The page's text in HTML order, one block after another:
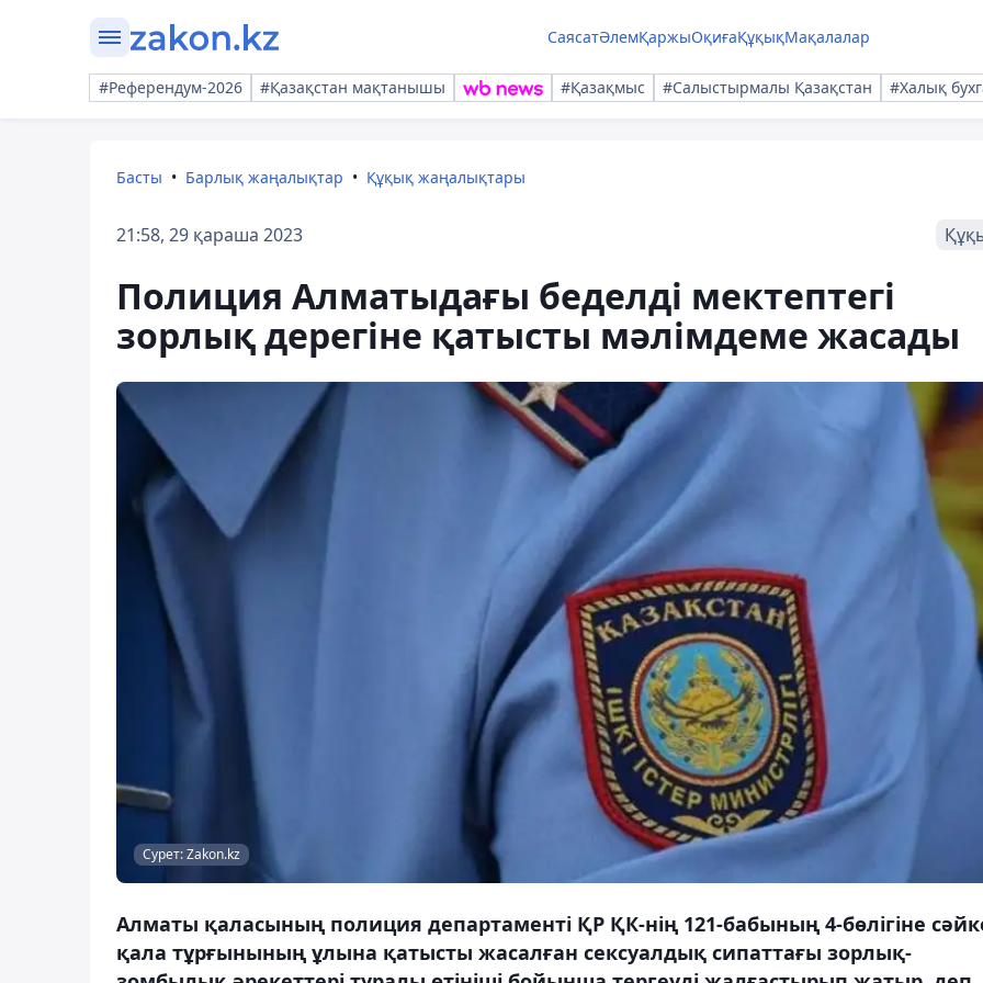
СаясатӘлемҚаржыОқиғаҚұқықМақалалар
#Референдум-2026 #Қазақстан мақтанышы #Қазақмыс #Салыстырмалы Қазақстан #Халық
Басты Барлық жаңалықтар Құқық жаңалықтары
21:58, 29 қараша 2023
Полиция Алматыдағы беделді мектептегі
зорлық дерегіне қатысты мәлімдеме жасады
Сурет: Zakon.kz
Алматы қаласының полиция департаменті ҚР ҚК-нің 121-бабының 4-бөлігіне
қала тұрғынының ұлына қатысты жасалған сексуалдық сипаттағы зорлық-